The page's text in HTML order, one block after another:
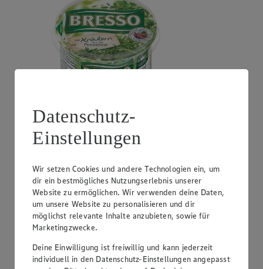
Angebot:GUT&GÜNSTIG Crème Fraîche
0.99
natur oder Kräuter, perfekt zum Kochen, 30% Fett,
200g Becher, (1kg = 4,95)
Datenschutz-
Einstellungen
Wir setzen Cookies und andere Technologien ein, um
dir ein bestmögliches Nutzungserlebnis unserer
Website zu ermöglichen. Wir verwenden deine Daten,
um unsere Website zu personalisieren und dir
möglichst relevante Inhalte anzubieten, sowie für
Marketingzwecke.
Deine Einwilligung ist freiwillig und kann jederzeit
individuell in den Datenschutz-Einstellungen angepasst